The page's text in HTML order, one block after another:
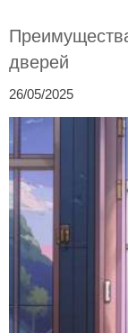
дверей
26/05/2025